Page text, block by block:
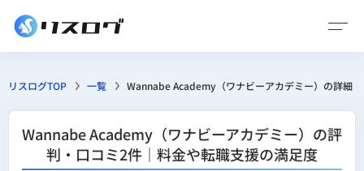
リスログTOP 一覧 Wannabe Academy（ワナビーアカデミー）の詳細
Wannabe Academy（ワナビーアカデミー）の評
判・口コミ2件｜料金や転職支援の満足度